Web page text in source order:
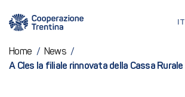
IT
Home / News /
A Cles la filiale rinnovata della Cassa Rurale